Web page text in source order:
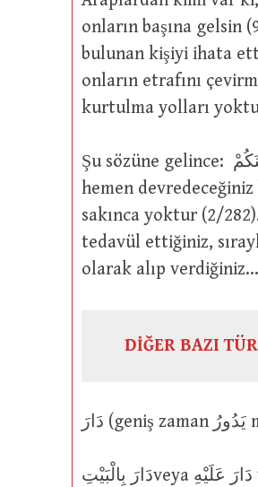
onların başına gelsin
bulunan kişiyi ihata
onların etrafını
kurtulma yolları
Şu sözüne gelince: إِلاَّ أَنْ تَكُونَ تِجَارَةً حَاضِرَةً تُدِيرُونَهَا بَيْنَكُمْ Ancak aranızda
hemen
sakınca yoktur (2/
tedavül ettiğiniz,
olarak alıp
DİĞER BAZI
دَارَ بِالْبَيْتِveya دَارَ عَلَيْهِ veya دَارَ حَوْلَهُ : Evin etrafından gitti, çevresini dolaştı ya